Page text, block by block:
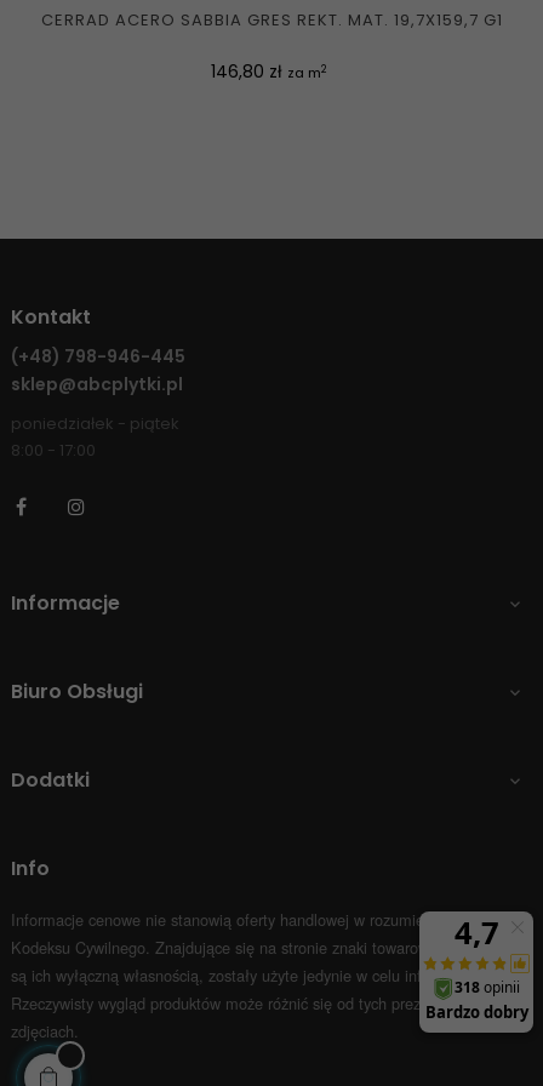
CERRAD ACERO SABBIA GRES REKT. MAT. 19,7X159,7 G1
Cena
146,80 zł za m2
Kontakt
(+48) 798-946-445
sklep@abcplytki.pl
poniedziałek - piątek
8:00 - 17:00
Facebook
Informacje 
Biuro Obsługi 
Dodatki 
Info
Informacje cenowe nie stanowią oferty handlowej w rozumieniu Art.66 par.1
Kodeksu Cywilnego. Znajdujące się na stronie znaki towarowe i nazwy firm
są ich wyłączną własnością, zostały użyte jedynie w celu informacyjnym.
Rzeczywisty wygląd produktów może różnić się od tych prezentowanych na
zdjęciach.